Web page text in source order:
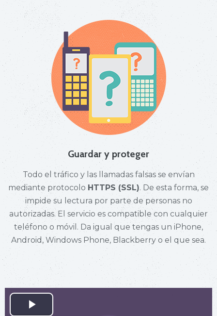
Guardar y proteger
Todo el tráfico y las llamadas falsas se envían
mediante protocolo HTTPS (SSL). De esta forma, se
impide su lectura por parte de personas no
autorizadas. El servicio es compatible con cualquier
teléfono o móvil. Da igual que tengas un iPhone,
Android, Windows Phone, Blackberry o el que sea.
Play